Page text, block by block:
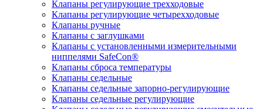
Клапаны регулирующие трехходовые
Клапаны регулирующие четырехходовые
Клапаны ручные
Клапаны с заглушками
Клапаны с установленными измерительными
ниппелями SafeCon®
Клапаны сброса температуры
Клапаны седельные
Клапаны седельные запорно-регулирующие
Клапаны седельные регулирующие